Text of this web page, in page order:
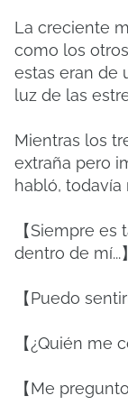
La creciente
como los
estas eran de
luz de las
Mientras los
extraña pero
habló,
【Siempre
dentro de mí...】
【Puedo
【¿Quién me
【Me pregunto.